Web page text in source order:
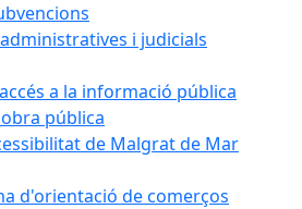
i judicials
a la informació pública
pública
de Malgrat de Mar
d'orientació de comerços